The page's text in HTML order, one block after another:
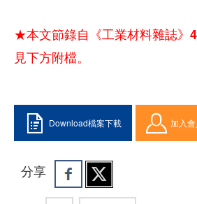
★本文節錄自《工業材料雜誌》
見下方附檔。
Download檔案下載 加入會
分享